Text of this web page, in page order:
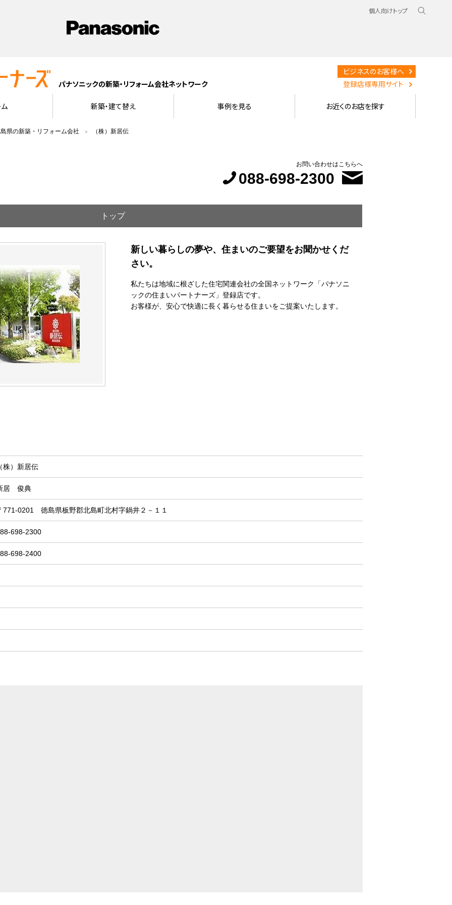
個人向けトップ
パナソニックの新築・リフォーム会社ネットワーク
ビジネスのお客様へ
登録店様専用サイト
新築・建て替え 事例を見る お近くのお店を探す
県の新築・リフォーム会社 （株）新居伝
お問い合わせはこちらへ
088-698-2300
トップ
新しい暮らしの夢や、住まいのご要望をお聞かせくだ
さい。
私たちは地域に根ざした住宅関連会社の全国ネットワーク「パナソニ
ックの住まいパートナーズ」登録店です。
お客様が、安心で快適に長く暮らせる住まいをご提案いたします。
株）新居伝
居 俊典
771-0201 徳島県板野郡北島町北村字鍋井２－１１
698-2300
698-2400